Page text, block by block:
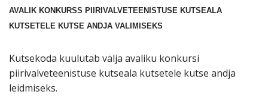
AVALIK KONKURSS PIIRIVALVETEENISTUSE KUTSEALA
KUTSETELE KUTSE ANDJA VALIMISEKS
Kutsekoda kuulutab välja avaliku konkursi
piirivalveteenistuse kutseala kutsetele kutse andja
leidmiseks.